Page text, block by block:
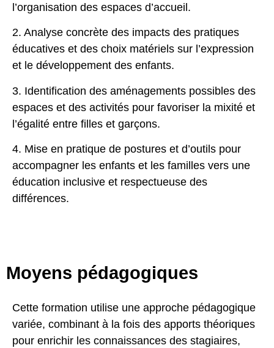
l’organisation des espaces d’accueil.
2. Analyse concrète des impacts des pratiques
éducatives et des choix matériels sur l’expression
et le développement des enfants.
3. Identification des aménagements possibles des
espaces et des activités pour favoriser la mixité et
l’égalité entre filles et garçons.
4. Mise en pratique de postures et d’outils pour
accompagner les enfants et les familles vers une
éducation inclusive et respectueuse des
différences.
Moyens pédagogiques
Cette formation utilise une approche pédagogique
variée, combinant à la fois des apports théoriques
pour enrichir les connaissances des stagiaires,